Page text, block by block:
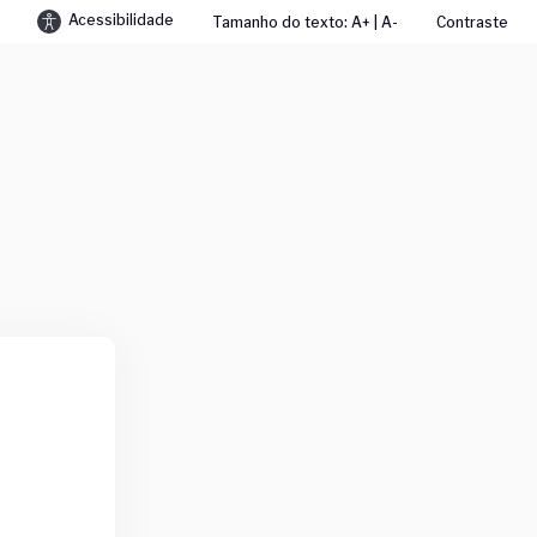
Acessibilidade Tamanho do texto: A+ | A- Contraste